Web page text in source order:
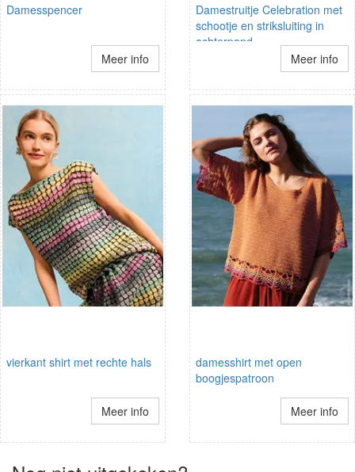
Damesspencer
Meer info
Damestruitje Celebration met
schootje en striksluiting in
achterpand
Meer info
vierkant shirt met rechte hals
Meer info
damesshirt met open
boogjespatroon
Meer info